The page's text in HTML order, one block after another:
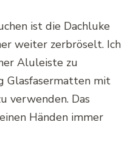
ist die Dachluke
weiter zerbröselt. Ich
Aluleiste zu
Glasfasermatten mit
verwenden. Das
Händen immer